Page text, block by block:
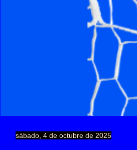
sábado, 4 de octubre de 2025